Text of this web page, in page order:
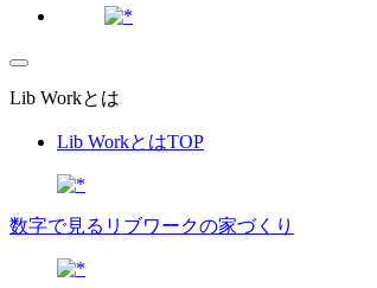
Lib Workとは
Lib WorkとはTOP
数字で⾒るリブワークの家づくり